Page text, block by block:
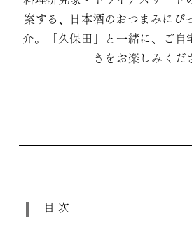
案する、日本酒のおつまみにぴ
介。「久保田」と一緒に、ご自
きをお楽しみくだ
目次